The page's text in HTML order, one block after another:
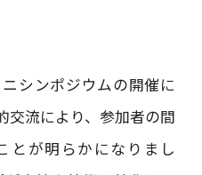
シンポジウムの開催に
交流により、参加者の間
とが明らかになりまし